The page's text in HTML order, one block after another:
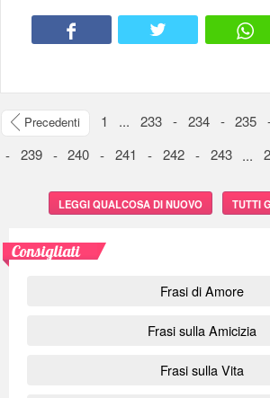
Precedenti 1 ... 233 - 234 - 235
- 239 - 240 - 241 - 242 - 243 ...
LEGGI QUALCOSA DI NUOVO TUTTI
Consigliati
Frasi di Amore
Frasi sulla Amicizia
Frasi sulla Vita